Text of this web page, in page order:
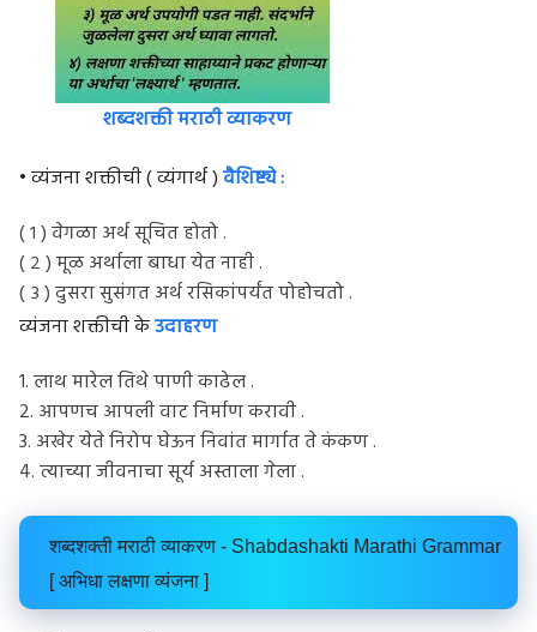
शब्दशक्ती मराठी व्याकरण
• व्यंजना शक्तीची ( व्यंगार्थ )वैशिष्ट्ये :
( १ ) वेगळा अर्थ सूचित होतो .
( २ ) मूळ अर्थाला बाधा येत नाही .
( ३ ) दुसरा सुसंगत अर्थ रसिकांपर्यंत पोहोचतो .
व्यंजना शक्तीची केउदाहरण
1. लाथ मारेल तिथे पाणी काढेल .
2. आपणच आपली वाट निर्माण करावी .
3. अखेर येते निरोप घेऊन निवांत मार्गात ते कंकण .
4. त्याच्या जीवनाचा सूर्य अस्ताला गेला .
शब्दशक्ती मराठी व्याकरण - Shabdashakti Marathi Grammar
[ अभिधा लक्षणा व्यंजना ]